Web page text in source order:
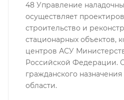
48 Управление
осуществляет
строительство и
стационарных объектов,
центров АСУ
Российской Федерации.
гражданского
области.